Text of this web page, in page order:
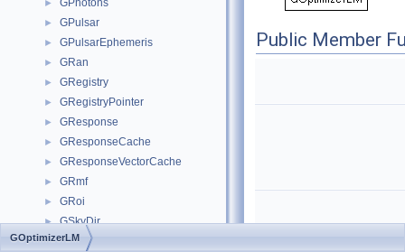
► GPhotons
► GPulsar
► GPulsarEphemeris
► GRan
► GRegistry
► GRegistryPointer
► GResponse
► GResponseCache
► GResponseVectorCache
► GRmf
► GRoi
► GSkyDir
► GSkyDirs
Public Member
GOptimizerLM